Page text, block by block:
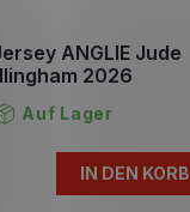
ANGLIE Jude
2026
Auf Lager
IN DEN KORB